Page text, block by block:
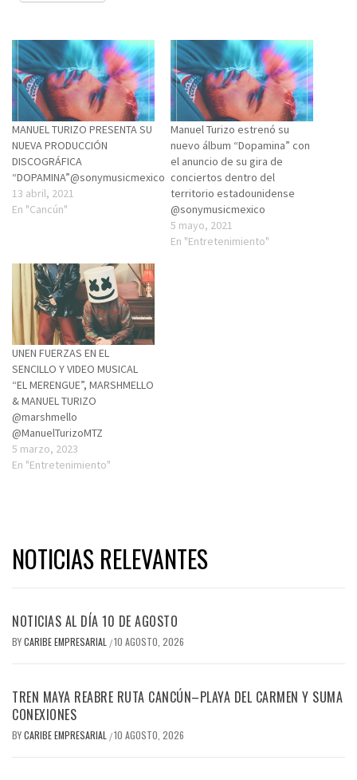
MANUEL TURIZO PRESENTA SU
NUEVA PRODUCCIÓN
DISCOGRÁFICA
“DOPAMINA”@sonymusicmexico
13 abril, 2021
En "Cancún"
Manuel Turizo estrenó su
nuevo álbum “Dopamina” con
el anuncio de su gira de
conciertos dentro del
territorio estadounidense
@sonymusicmexico
5 mayo, 2021
En "Entretenimiento"
UNEN FUERZAS EN EL
SENCILLO Y VIDEO MUSICAL
“EL MERENGUE”, MARSHMELLO
& MANUEL TURIZO
@marshmello
@ManuelTurizoMTZ
5 marzo, 2023
En "Entretenimiento"
NOTICIAS RELEVANTES
NOTICIAS AL DÍA 10 DE AGOSTO
BYCARIBE EMPRESARIAL /10 AGOSTO, 2026
TREN MAYA REABRE RUTA CANCÚN–PLAYA DEL CARMEN Y SUMA
CONEXIONES
BYCARIBE EMPRESARIAL /10 AGOSTO, 2026